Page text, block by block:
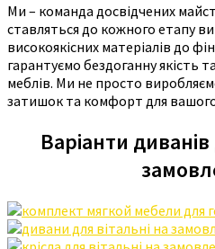
Ми – команда досвідчених
ставляться до кожного етапу
високоякісних матеріалів до
гарантуємо бездоганну якість
меблів. Ми не просто
затишок та комфорт для
Варіанти